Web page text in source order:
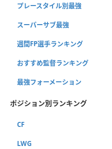
プレースタイル別最強
スーパーサブ最強
週間FP選手ランキング
おすすめ監督ランキング
最強フォーメーション
ポジション別ランキング
CF
LWG